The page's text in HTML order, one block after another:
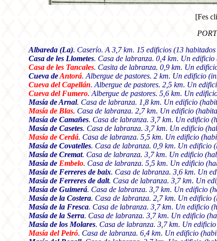
[Fes
Albareda (La). Caserío. A 3,7 km. 15 edificios (13
Casa de les Llometes. Casa de labranza. 0,4 km. Un edificio
Casa de les Tancales. Casita de labranza. 0,9 km. Un
Cueva deAntorá. Albergue de pastores. 2 km. Un edificio
Cueva del Capellán. Albergue de pastores. 2,5 km. Un
Cueva del Fumero. Albergue de pastores. 5,6 km. Un
Masía de Arnal. Casa de labranza. 1,8 km. Un edificio
Masía de Blas. Casa de labranza. 2,7 km. Un edificio
Masía de Camañes. Casa de labranza. 3,7 km. Un edificio
Masía de Casetes. Casa de labranza. 3,7 km. Un edificio
Masía de Cerdá. Casa de labranza. 5,5 km. Un edificio
Masía de Covatelles. Casa de labranza. 0,9 km. Un edificio
Masía de Cremat. Casa de labranza. 3,7 km. Un edificio
Masía de Embelo. Casa de labranza. 5,5 km. Un edificio
Masía de Ferreres de baix. Casa de labranza. 3,6 km. Un
Masía de Ferreres de dalt. Casa de labranza. 3,7 km. Un
Masía de Guimerá. Casa de labranza. 3,7 km. Un edificio
Masía de la Costera. Casa de labranza. 2,7 km. Un edificio
Masía de la Fresca. Casa de labranza. 3,7 km. Un edificio
Masía de la Serra. Casa de labranza. 3,7 km. Un edificio
Masía de los Molares. Casa de labranza. 3,7 km. Un
Masía del Peiró. Casa de labranza. 6,4 km. Un edificio